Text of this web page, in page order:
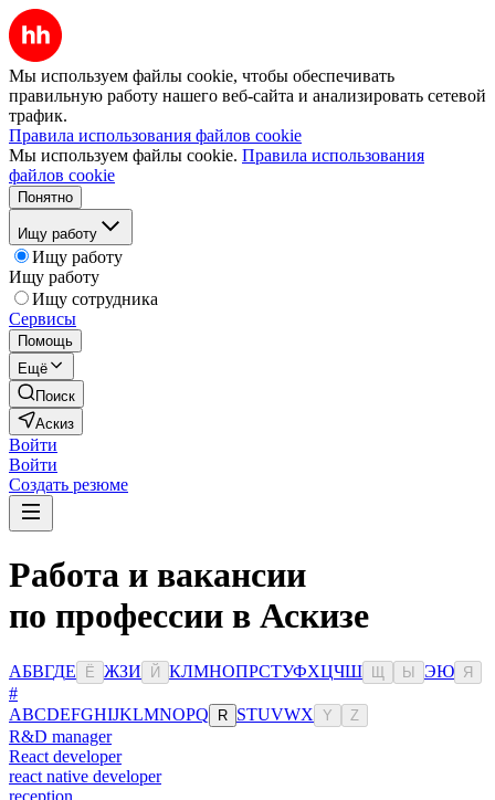
Мы используем файлы cookie, чтобы обеспечивать
правильную работу нашего веб-сайта и анализировать сетевой
трафик.
Правила использования файлов cookie
Мы используем файлы cookie. Правила использования
файлов cookie
Понятно
Ищу работу
Ищу работу
Ищу работу
Ищу сотрудника
Сервисы
Помощь
Ещё
Поиск
Аскиз
Войти
Войти
Создать резюме
Работа и вакансии
по профессии в Аскизе
АБВГДЕ Ё ЖЗИ Й КЛМНОПРСТУФХЦЧШ Ы ЭЮ Я
#
ABCDEFGHIJKLMNOPQ R STUVWX Y Z
R&D manager
React developer
react native developer
reception